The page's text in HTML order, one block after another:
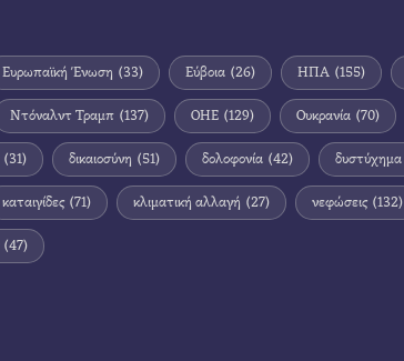
Ευρωπαϊκή Ένωση (33) Εύβοια (26) ΗΠΑ (155)
Ντόναλντ Τραμπ (137) ΟΗΕ (129) Ουκρανία (70)
(31) δικαιοσύνη (51) δολοφονία (42) δυστύχημα
καταιγίδες (71) κλιματική αλλαγή (27) νεφώσεις (132)
(47)